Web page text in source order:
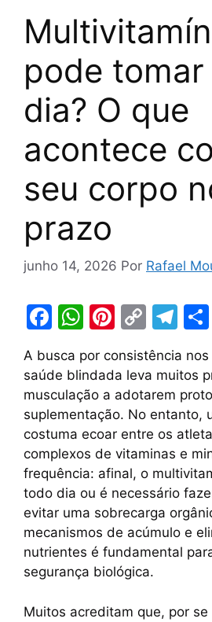
pode
dia? O que
acontece
seu corpo
prazo
junho 14, 2026 Por Rafael
F
c
e
b
o
o
k
W
at
s
A
p
p
Pi
nt
er
e
st
C
o
p
y
Li
n
k
T
e
gr
a
m
A busca por consistência
saúde blindada leva muitos
musculação a adotarem
suplementação. No entanto,
costuma ecoar entre os
complexos de vitaminas e
frequência: afinal, o
todo dia ou é necessário
evitar uma sobrecarga
mecanismos de acúmulo e
nutrientes é fundamental
segurança biológica.
Muitos acreditam que, por